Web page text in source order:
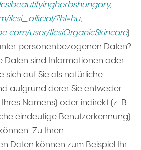
,
ilcsi_official/?hl=hu,
user/IlcsiOrganicSkincare).
personenbezogenen Daten?
Daten sind Informationen oder
sich auf Sie als natürliche
aufgrund derer Sie entweder
Namens) oder indirekt (z. B.
eindeutige Benutzerkennung)
Zu Ihren
Daten können zum Beispiel Ihr